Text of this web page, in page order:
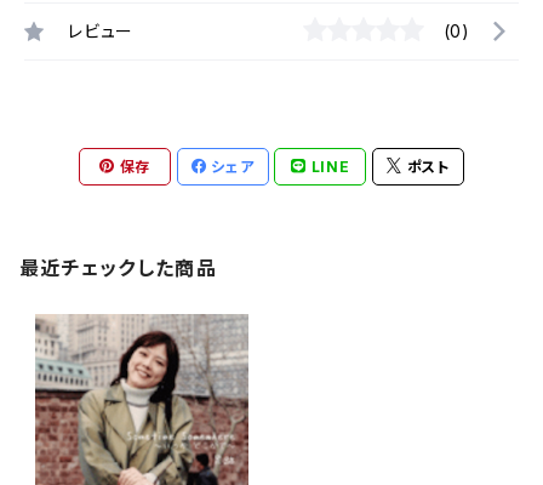
レビュー (0)
保存 シェア LINE ポスト
最近チェックした商品